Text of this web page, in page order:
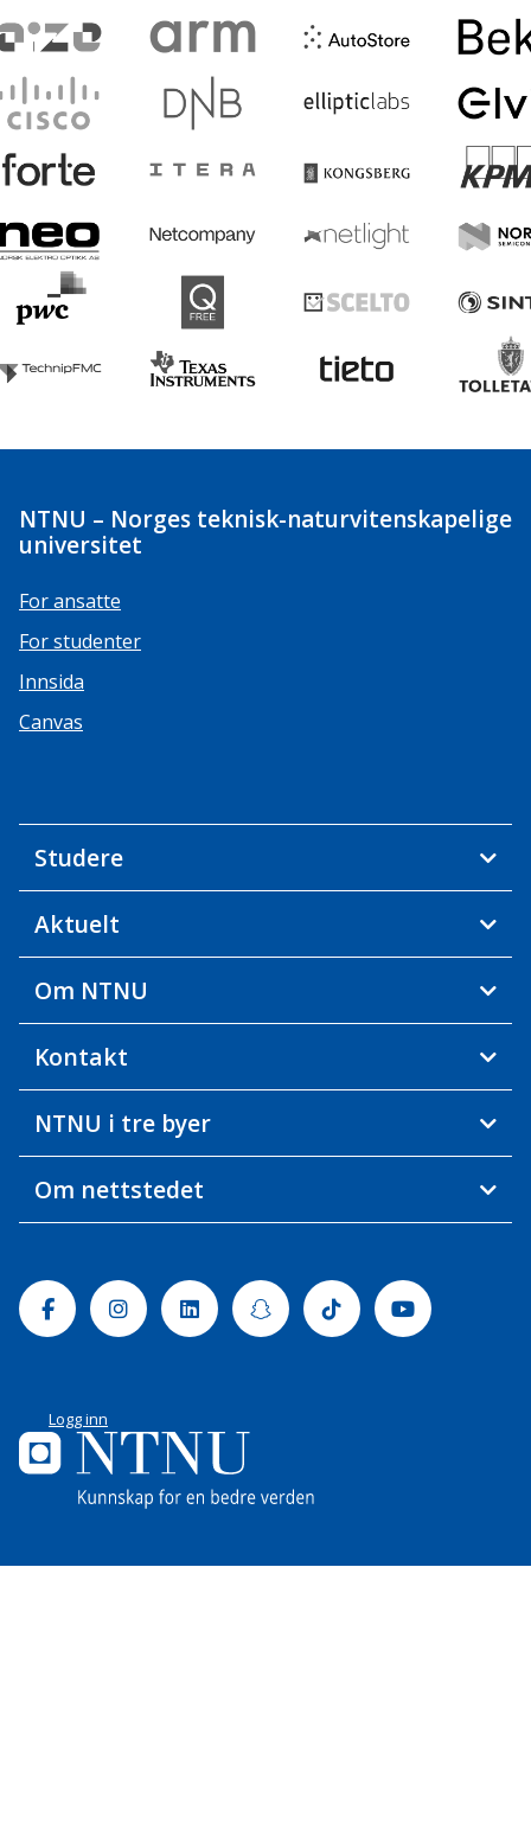
NTNU – Norges teknisk-naturvitenskapelige
universitet
For ansatte
For studenter
Innsida
Canvas
Studere
Aktuelt
Om NTNU
Kontakt
NTNU i tre byer
Om nettstedet
FacebookInstagramLinkedinSnapchatTiktok Youtube
Logg inn